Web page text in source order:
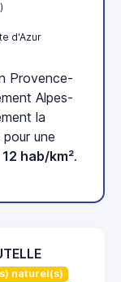
d'Azur
Provence-
Alpes-
la
une
12 hab/km².
naturel(s)